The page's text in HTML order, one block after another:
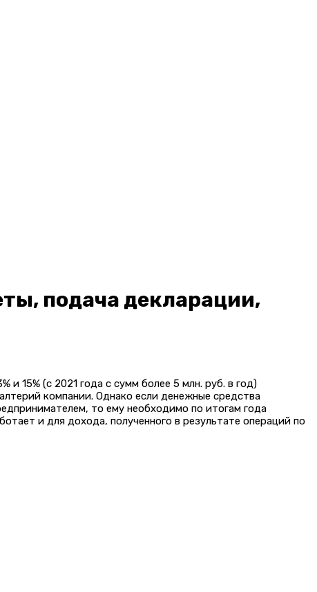
подача декларации,
15% (с 2021 года с сумм более 5 млн. руб. в год)
компании. Однако если денежные средства
то ему необходимо по итогам года
и для дохода, полученного в результате операций по